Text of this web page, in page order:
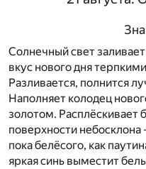
Солнечный свет
вкус нового дня
Разливается, полнится
Наполняет колодец
золотом. Расплёскивает
поверхности
пока белёсого, как
яркая синь выместит